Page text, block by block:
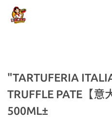
"TARTUFERIA
TRUFFLE PATE【意
500ML±